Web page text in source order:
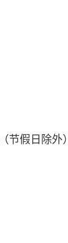
节假日除外）